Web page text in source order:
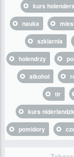
kurs
nauka
szklarnia
holendrzy
alkohol
tir
kurs
pomidory